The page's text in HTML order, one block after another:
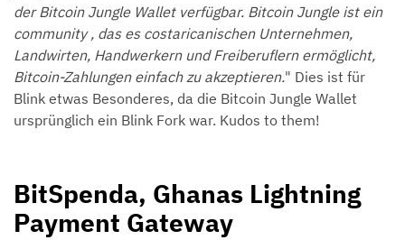
der Bitcoin Jungle Wallet verfügbar. Bitcoin Jungle ist ein
community , das es costaricanischen Unternehmen,
Landwirten, Handwerkern und Freiberuflern ermöglicht,
Bitcoin-Zahlungen einfach zu akzeptieren." Dies ist für
Blink etwas Besonderes, da die Bitcoin Jungle Wallet
ursprünglich ein Blink Fork war. Kudos to them!
BitSpenda, Ghanas Lightning
Payment Gateway